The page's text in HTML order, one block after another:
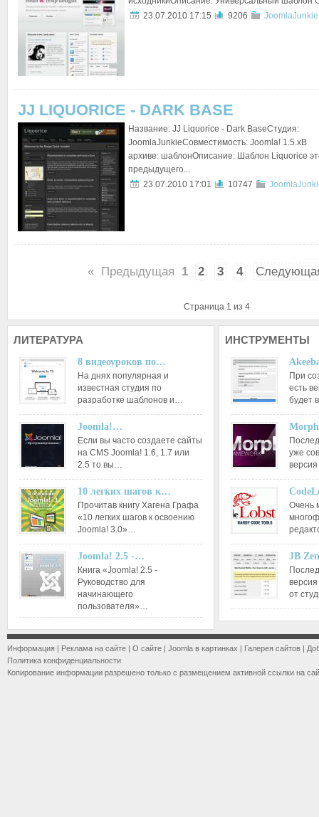
23.07.2010 17:15
9206 JoomlaJunkie
JJ LIQUORICE - DARK BASE
Название: JJ Liquorice - Dark BaseСтудия:
JoomlaJunkieСовместимость: Joomla! 1.5.xВ
архиве: шаблонОписание: Шаблон Liquorice
предыдущего...
23.07.2010 17:01
10747
« Предыдущая 1 2 3 4
Страница 1 из 4
ЛИТЕРАТУРА
8 видеоуроков по…
На днях популярная и
известная студия по
разработке шаблонов и…
Joomla!…
Если вы часто создаете сайты
на CMS Joomla! 1.6, 1.7 или
2.5 то вы…
10 легких шагов к…
Прочитав книгу Хагена Графа
«10 легких шагов к освоению
Joomla! 3.0»…
Joomla! 2.5 -…
Книга «Joomla! 2.5 -
Руководство для
начинающего
пользователя»…
ИНСТРУМЕНТЫ
При
есть
будет
уже
Очень
JB
от
Информация | Реклама на сайте | О сайте | Joomla в картинках | Галерея сайтов |
Политика конфиденциальности
Копирование информации разрешено только с размещением активной ссылки на